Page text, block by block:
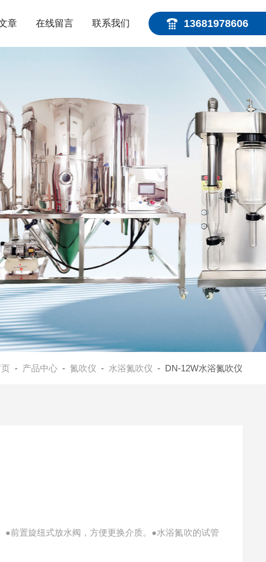
13681978606
章 在线留言 联系我们
- 产品中心- 氮吹仪 - 水浴氮吹仪 - DN-12W水浴氮吹仪
前置旋纽式放水阀，方便更换介质。●水浴氮吹的试管